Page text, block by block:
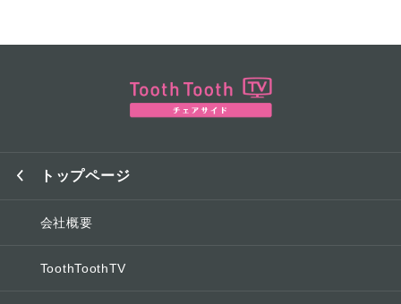
トップページ
会社概要
ToothToothTV